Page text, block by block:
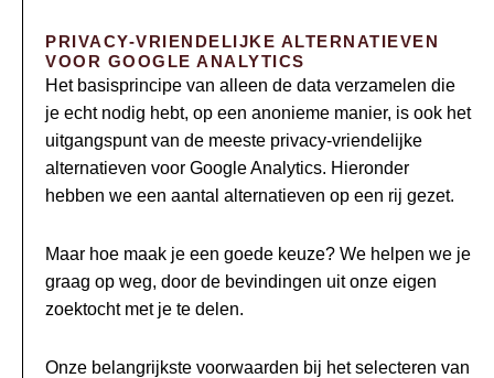
PRIVACY-VRIENDELIJKE ALTERNATIEVEN
VOOR GOOGLE ANALYTICS
Het basisprincipe van alleen de data verzamelen die
je echt nodig hebt, op een anonieme manier, is ook het
uitgangspunt van de meeste privacy-vriendelijke
alternatieven voor Google Analytics. Hieronder
hebben we een aantal alternatieven op een rij gezet.
Maar hoe maak je een goede keuze? We helpen we je
graag op weg, door de bevindingen uit onze eigen
zoektocht met je te delen.
Onze belangrijkste voorwaarden bij het selecteren van